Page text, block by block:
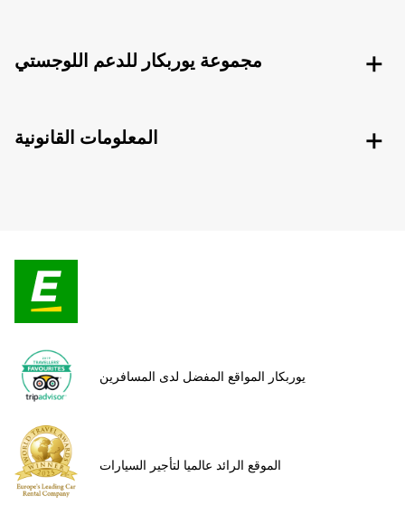
مجموعة يوربكار للدعم اللوجستي
المعلومات القانونية
يوربكار المواقع المفضل لدى المسافرين
الموقع الرائد عالميا لتأجير السيارات